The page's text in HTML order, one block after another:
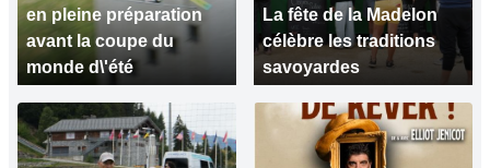
en pleine préparation
avant la coupe du
monde d\'été
La fête de la Madelon
célèbre les traditions
savoyardes